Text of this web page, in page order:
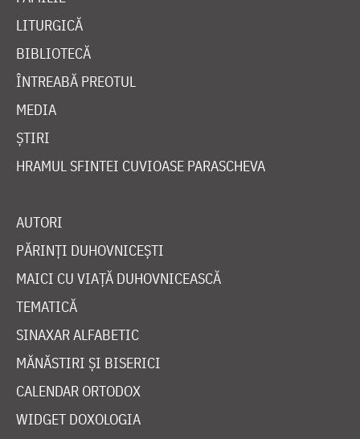
LITURGICĂ
BIBLIOTECĂ
ÎNTREABĂ PREOTUL
MEDIA
ȘTIRI
HRAMUL SFINTEI CUVIOASE PARASCHEVA
AUTORI
PĂRINȚI DUHOVNICEȘTI
MAICI CU VIAȚĂ DUHOVNICEASCĂ
TEMATICĂ
SINAXAR ALFABETIC
MĂNĂSTIRI ȘI BISERICI
CALENDAR ORTODOX
WIDGET DOXOLOGIA